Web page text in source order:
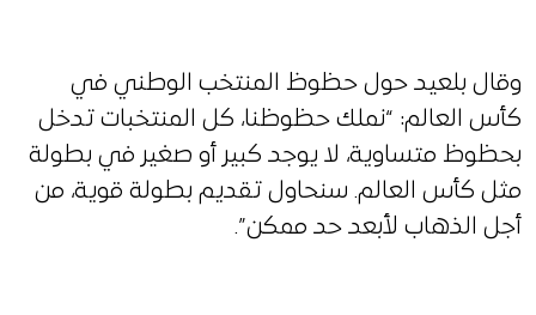
وقال بلعيد حول حظوظ المنتخب الوطني في
كأس العالم: “نملك حظوظنا، كل المنتخبات تدخل
بحظوظ متساوية، لا يوجد كبير أو صغير في بطولة
مثل كأس العالم. سنحاول تقديم بطولة قوية، من
أجل الذهاب لأبعد حد ممكن”.